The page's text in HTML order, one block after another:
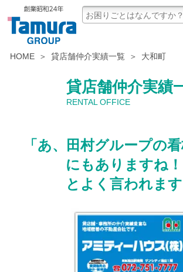
HOME 貸店舗仲介実績一覧 大和町
貸店舗仲介実績
RENTAL OFFICE
「あ、田村グループの
にもありますね！
とよく言われます